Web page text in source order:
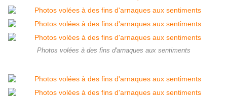
Photos volées à des fins d'arnaques aux sentiments